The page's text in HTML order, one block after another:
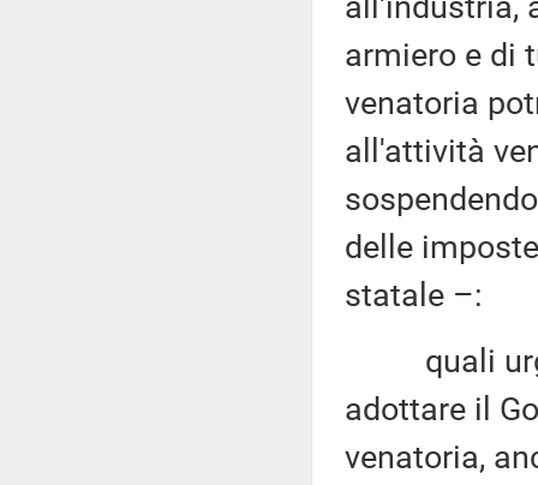
armiero e di
venatoria
all'attività
delle
statale –:
quali
adottare il
venatoria,